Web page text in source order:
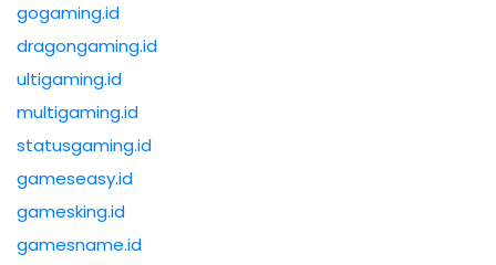
gogaming.id
dragongaming.id
ultigaming.id
multigaming.id
statusgaming.id
gameseasy.id
gamesking.id
gamesname.id